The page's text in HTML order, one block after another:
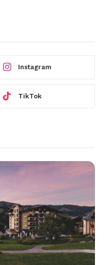
Instagram
TikTok